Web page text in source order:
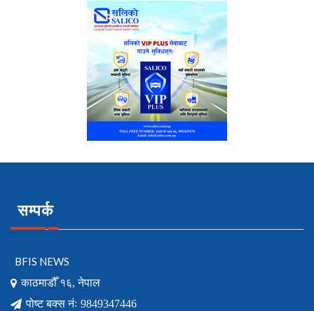
सम्पर्क
BFIS NEWS
काठमाडौँ १६, नेपाल
पोष्ट बक्स नंः 9849347446